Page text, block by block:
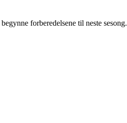
forberedelsene til neste sesong.